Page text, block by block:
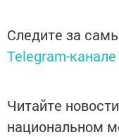
Следите за
Telegram-канале
Читайте
национальном